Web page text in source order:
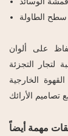
الطاولة
على ألوان
لتجار التجزئة
الخارجية
مهمة أيضاً